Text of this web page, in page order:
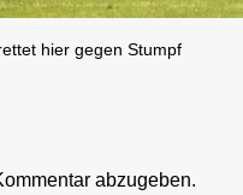
hier gegen Stumpf
abzugeben.